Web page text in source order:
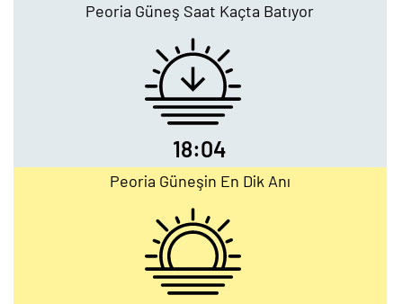
Peoria Güneş Saat Kaçta Batıyor
18:04
Peoria Güneşin En Dik Anı